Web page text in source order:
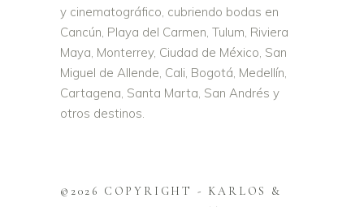
y cinematográfico, cubriendo bodas en
Cancún, Playa del Carmen, Tulum, Riviera
Maya, Monterrey, Ciudad de México, San
Miguel de Allende, Cali, Bogotá, Medellín,
Cartagena, Santa Marta, San Andrés y
otros destinos.
©2026 COPYRIGHT - KARLOS &